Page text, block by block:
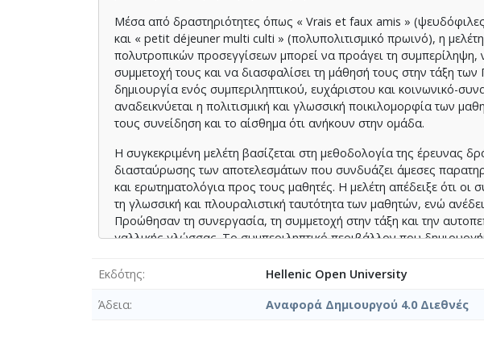
Μέσα από δραστηριότητες όπως « Vrais et faux amis » (ψευδόφιλες
και « petit déjeuner multi culti » (πολυπολιτισμικό πρωινό), η
πολυτροπικών προσεγγίσεων μπορεί να προάγει τη συμπερίληψη,
συμμετοχή τους και να διασφαλίσει τη μάθησή τους στην τάξη
δημιουργία ενός συμπεριληπτικού, ευχάριστου και κοινωνικό-
αναδεικνύεται η πολιτισμική και γλωσσική ποικιλομορφία των
τους συνείδηση και το αίσθημα ότι ανήκουν στην ομάδα.
Η συγκεκριμένη μελέτη βασίζεται στη μεθοδολογία της έρευνας
διασταύρωσης των αποτελεσμάτων που συνδυάζει άμεσες
και ερωτηματολόγια προς τους μαθητές. Η μελέτη απέδειξε ότι οι
τη γλωσσική και πλουραλιστική ταυτότητα των μαθητών, ενώ
Προώθησαν τη συνεργασία, τη συμμετοχή στην τάξη και την
γαλλικής γλώσσας. Το συμπεριληπτικό περιβάλλον που
Αυτές οι πρακτικές αναδεικνύουν τον σημαντικό ρόλο της
διδασκαλία της γαλλικής γλώσσας, ιδιαίτερα σε εκπαιδευτικά
Εκδότης
Hellenic Open University
Άδεια
Αναφορά Δημιουργού 4.0 Διεθνές